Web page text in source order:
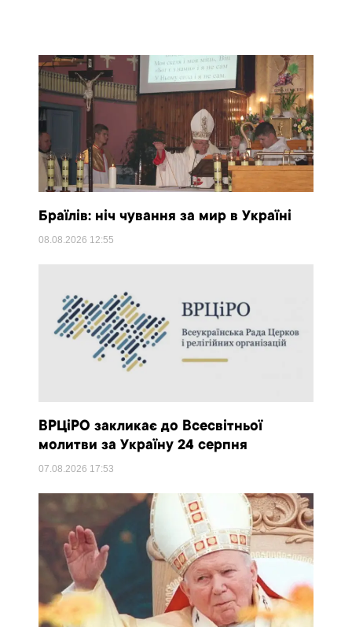
Браїлів: ніч чування за мир в Україні
08.08.2026 12:55
ВРЦіРО закликає до Всесвітньої
молитви за Україну 24 серпня
07.08.2026 17:53